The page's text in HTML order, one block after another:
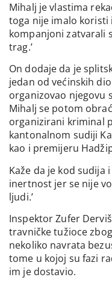
Mihalj je vlastima
toga nije imalo koristi
kompanjoni zatvarali
trag.’
On dodaje da je
jedan od većinskih
organizovao njegovu
Mihalj se potom
organizirani kriminal
kantonalnom sudiji
kao i premijeru
Kaže da je kod sudija
inertnost jer se nije
ljudi.’
Inspektor Zufer
travničke tužioce
nekoliko navrata
tome u kojoj su fazi
im je dostavio.